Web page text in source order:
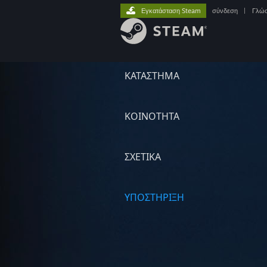
ΚΑΤΑΣΤΗΜΑ
ΚΟΙΝΟΤΗΤΑ
ΣΧΕΤΙΚΆ
ΥΠΟΣΤΗΡΙΞΗ
Εγκατάσταση Steam σύνδεση